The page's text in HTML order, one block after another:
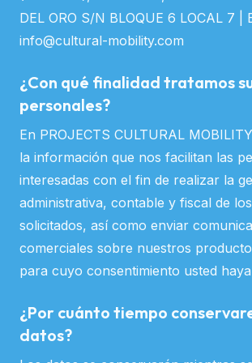
DEL ORO S/N BLOQUE 6 LOCAL 7 |
info@cultural-mobility.com
¿Con qué finalidad tratamos
personales?
En PROJECTS CULTURAL
la información que nos facilitan las
interesadas con el fin de realizar la
administrativa, contable y fiscal de
solicitados, así como enviar
comerciales sobre nuestros
para cuyo consentimiento usted
¿Por cuánto tiempo
datos?